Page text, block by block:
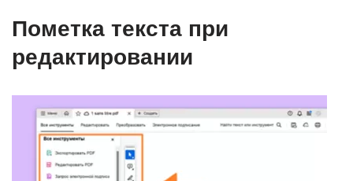
Пометка текста при
редактировании